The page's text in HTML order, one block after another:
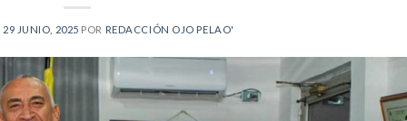
29 JUNIO, 2025 POR REDACCIÓN OJO PELAO'